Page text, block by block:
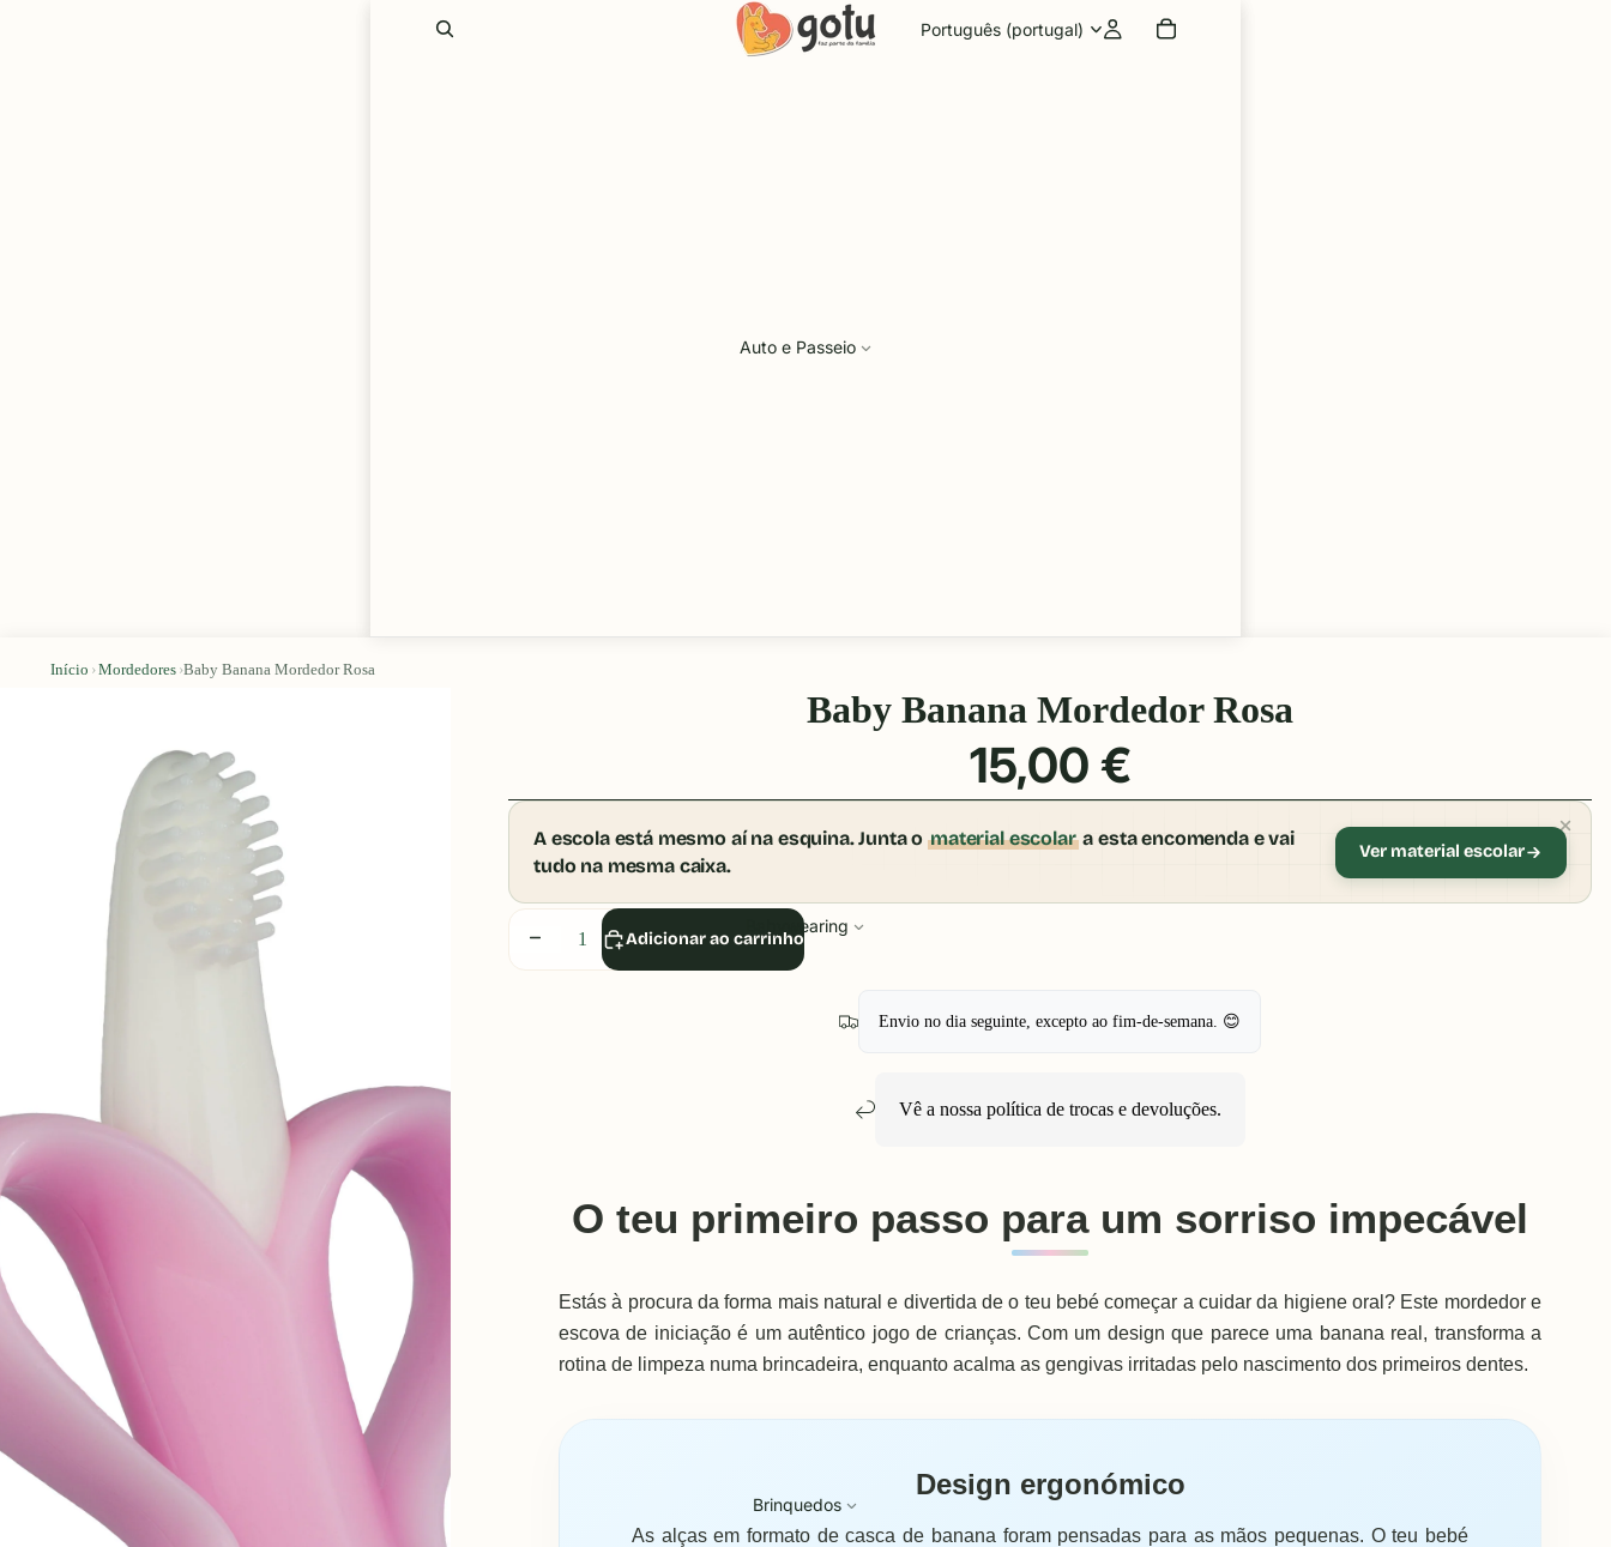
Idioma
Auto e Passeio
Babywearing
Brinquedos
Início ›Mordedores ›Baby Banana Mordedor Rosa
Baby Banana Mordedor Rosa
15,00 €
Diminuir
quantidade
Aumentar
A escola está mesmo aí na esquina. Junta omaterial escolara esta encomenda e vai
tudo na mesma caixa.
Ver material escolar
Adicionar ao carrinho
Envio no dia seguinte, excepto ao fim-de-semana. 😊
Vê a nossa política de trocas e devoluções.
O teu primeiro passo para um sorriso impecável
Estás à procura da forma mais natural e divertida de o teu bebé começar a cuidar da higiene oral? Este mordedor e
escova de iniciação é um autêntico jogo de crianças. Com um design que parece uma banana real, transforma a
rotina de limpeza numa brincadeira, enquanto acalma as gengivas irritadas pelo nascimento dos primeiros dentes.
Design ergonómico
As alças em formato de casca de banana foram pensadas para as mãos pequenas. O teu bebé